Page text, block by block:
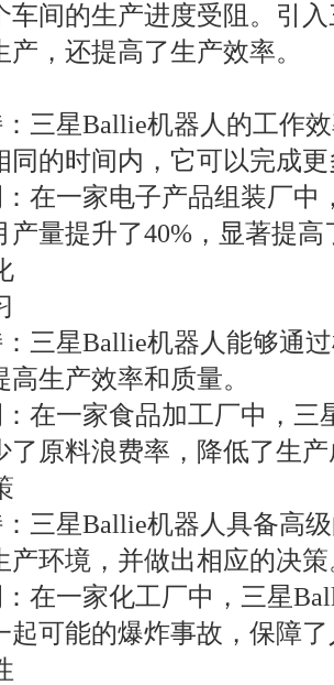
车间的生产进度受阻。引
，还提高了生产效率。
三星Ballie机器人的工作
同的时间内，它可以完成
在一家电子产品组装厂中
产量提升了40%，显著提
三星Ballie机器人能够通
生产效率和质量。
在一家食品加工厂中，三
了原料浪费率，降低了生
三星Ballie机器人具备高
产环境，并做出相应的决策
在一家化工厂中，三星
起可能的爆炸事故，保障